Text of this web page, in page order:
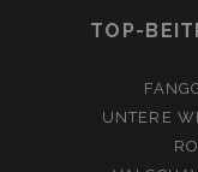
TOP-
UNTERE